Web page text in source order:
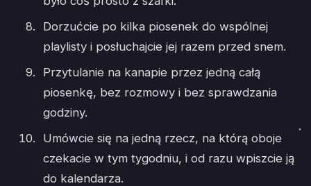
Dorzućcie po kilka piosenek do wspólnej
playlisty i posłuchajcie jej razem przed snem.
Przytulanie na kanapie przez jedną całą
piosenkę, bez rozmowy i bez sprawdzania
godziny.
Umówcie się na jedną rzecz, na którą oboje
czekacie w tym tygodniu, i od razu wpiszcie ją
do kalendarza.